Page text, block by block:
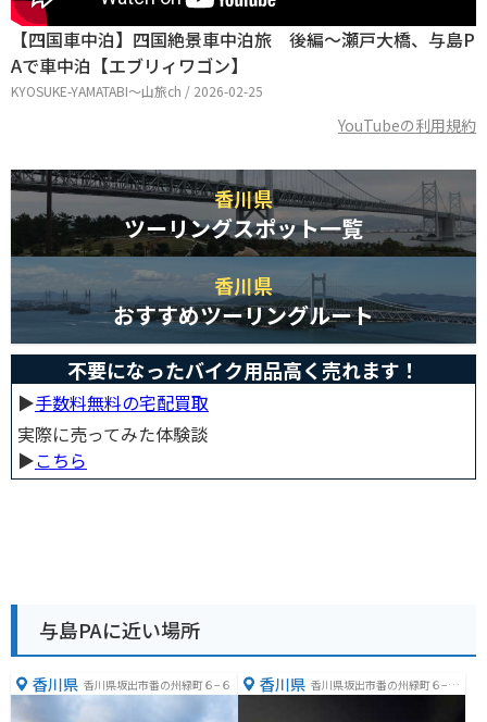
【四国車中泊】四国絶景車中泊旅 後編〜瀬戸大橋、与島P
Aで車中泊【エブリィワゴン】
KYOSUKE-YAMATABI〜山旅ch / 2026-02-25
YouTubeの利用規約
香川県
ツーリングスポット一覧
香川県
おすすめツーリングルート
不要になったバイク用品高く売れます！
▶︎手数料無料の宅配買取
実際に売ってみた体験談
▶︎こちら
与島PAに近い場所
香川県 香川県坂出市番の州緑町６−６ 香川県 香川県坂出市番の州緑町６−１